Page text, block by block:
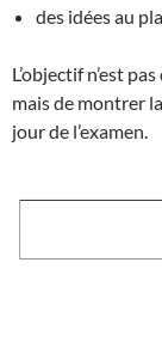
des idées au
L’objectif n’est
mais de montrer
jour de l’examen.